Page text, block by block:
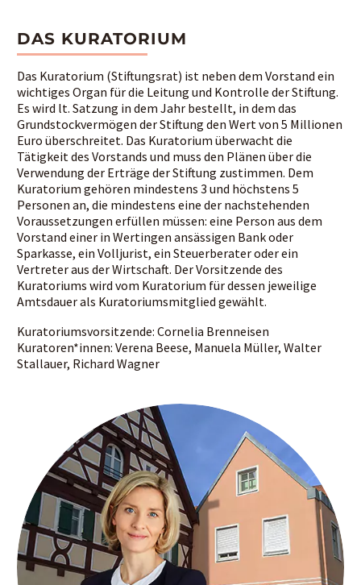
DAS KURATORIUM
Das Kuratorium (Stiftungsrat) ist neben dem Vorstand ein
wichtiges Organ für die Leitung und Kontrolle der Stiftung.
Es wird lt. Satzung in dem Jahr bestellt, in dem das
Grundstockvermögen der Stiftung den Wert von 5 Millionen
Euro überschreitet. Das Kuratorium überwacht die
Tätigkeit des Vorstands und muss den Plänen über die
Verwendung der Erträge der Stiftung zustimmen. Dem
Kuratorium gehören mindestens 3 und höchstens 5
Personen an, die mindestens eine der nachstehenden
Voraussetzungen erfüllen müssen: eine Person aus dem
Vorstand einer in Wertingen ansässigen Bank oder
Sparkasse, ein Volljurist, ein Steuerberater oder ein
Vertreter aus der Wirtschaft. Der Vorsitzende des
Kuratoriums wird vom Kuratorium für dessen jeweilige
Amtsdauer als Kuratoriumsmitglied gewählt.
Kuratoriumsvorsitzende: Cornelia Brenneisen
Kuratoren*innen: Verena Beese, Manuela Müller, Walter
Stallauer, Richard Wagner